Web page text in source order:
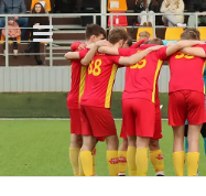
Skip
to
content